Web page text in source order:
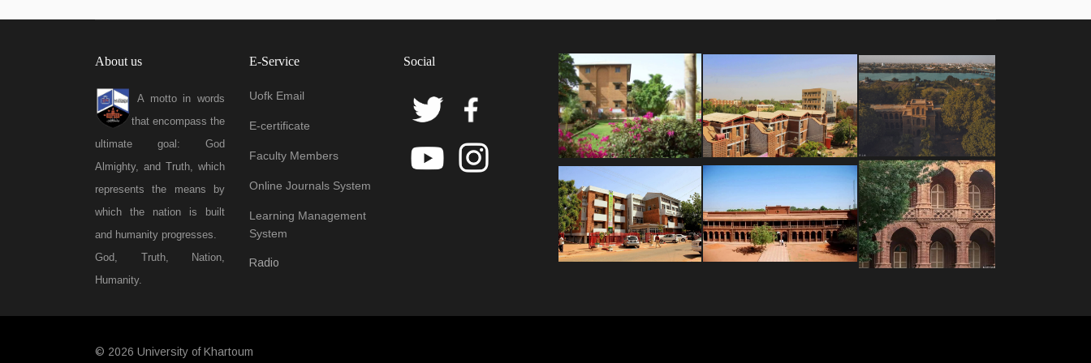
About us
A motto in words
that encompass the
ultimate goal: God
Almighty, and Truth, which
represents the means by
which the nation is built
and humanity progresses.
God, Truth, Nation,
Humanity.
E-Service
Uofk Email
E-certificate
Faculty Members
Online Journals System
Learning Management
System
Radio
Social
© 2026 University of Khartoum